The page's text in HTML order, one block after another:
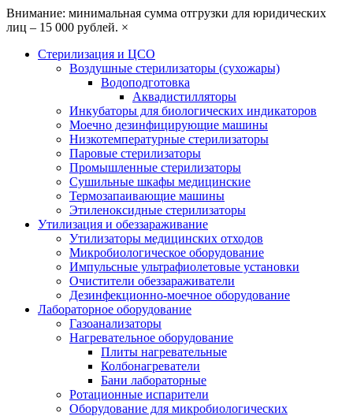
Внимание: минимальная сумма отгрузки для юридических
лиц – 15 000 рублей. ×
Стерилизация и ЦСО
Воздушные стерилизаторы (сухожары)
Водоподготовка
Аквадистилляторы
Инкубаторы для биологических индикаторов
Моечно дезинфицирующие машины
Низкотемпературные стерилизаторы
Паровые стерилизаторы
Промышленные стерилизаторы
Сушильные шкафы медицинские
Термозапаивающие машины
Этиленоксидные стерилизаторы
Утилизация и обеззараживание
Утилизаторы медицинских отходов
Микробиологическое оборудование
Импульсные ультрафиолетовые установки
Очистители обеззараживатели
Дезинфекционно-моечное оборудование
Лабораторное оборудование
Газоанализаторы
Нагревательное оборудование
Плиты нагревательные
Колбонагреватели
Бани лабораторные
Ротационные испарители
Оборудование для микробиологических